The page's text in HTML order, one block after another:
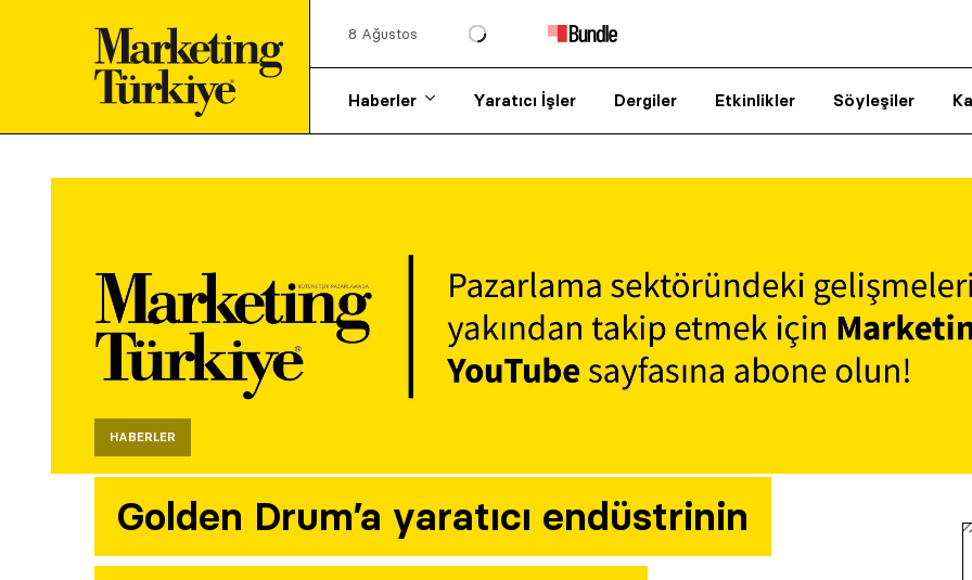
8 Ağustos
Haberler Yaratıcı İşler Dergiler Etkinlikler Söyleşiler
HABERLER
Golden Drum’a yaratıcı endüstrinin